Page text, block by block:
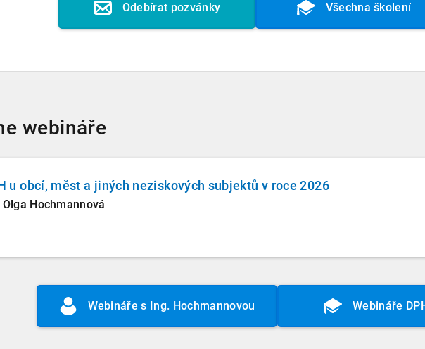
Odebírat pozvánky Všechna školení
webináře
u obcí, měst a jiných neziskových subjektů v roce 2026
Olga Hochmannová
Webináře s Ing. Hochmannovou Webináře